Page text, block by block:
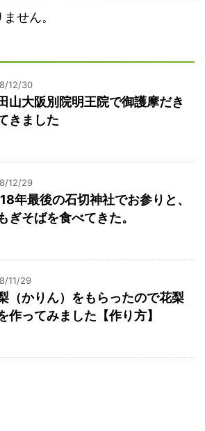
せん。
12/30
山大阪別院明王院で御護摩だき
きました
12/29
年最後の石切神社でお参りと、
ぎそばを食べてきた。
11/29
（かりん）をもらったので花梨
作ってみました【作り方】